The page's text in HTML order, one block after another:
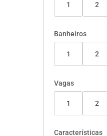
1 2
Banheiros
1 2
Vagas
1 2
Características